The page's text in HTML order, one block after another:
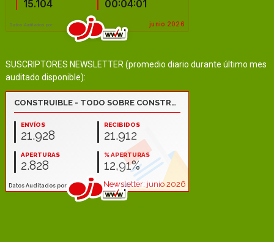
SUSCRIPTORES NEWSLETTER (promedio diario durante último mes
auditado disponible):